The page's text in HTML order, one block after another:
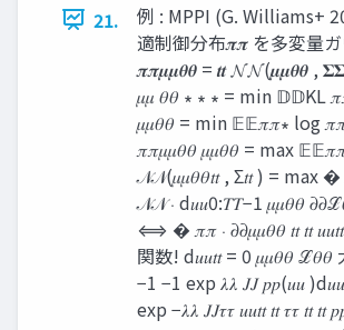
21.
例 : MPPI (G. Williams+
適制御分布𝝅𝝅 を多変量
𝝅𝝅𝝁𝝁𝜽𝜽 = 𝒕𝒕 𝓝𝓝(𝝁𝝁𝜽𝜽 ,
𝜇𝜇 𝜃𝜃 ∗ ∗ ∗ = min 𝔻𝔻KL
𝜇𝜇𝜃𝜃 = min 𝔼𝔼𝜋𝜋∗ log
𝜋𝜋𝜇𝜇𝜃𝜃 𝜇𝜇𝜃𝜃 = max
𝒩𝒩(𝜇𝜇𝜃𝜃𝑡𝑡 , Σ𝑡𝑡 ) = max
𝒩𝒩 ⋅ d𝑢𝑢0:𝑇𝑇−1 𝜇𝜇𝜃𝜃
⟺ � 𝜋𝜋 ⋅ 𝜕𝜕𝜇𝜇𝜃𝜃 𝑡𝑡 𝑡𝑡
関数! d𝑢𝑢𝑡𝑡 = 0 𝜇𝜇𝜃𝜃 ℒ𝜃𝜃
−1 −1 exp 𝜆𝜆 𝐽𝐽 𝑝𝑝(𝑢𝑢
exp −𝜆𝜆 𝐽𝐽𝜏𝜏 𝑢𝑢𝑡𝑡 𝑡𝑡 𝜏𝜏 𝑡𝑡 𝑡𝑡